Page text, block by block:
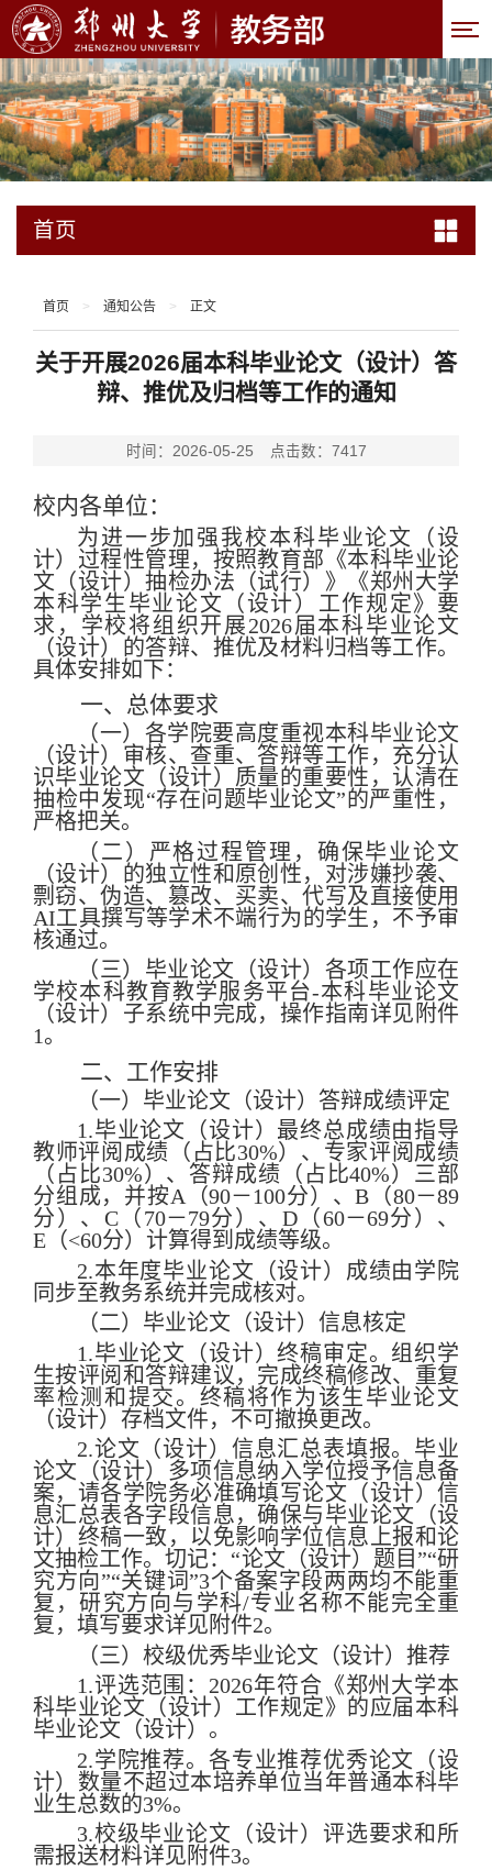
首页
首页 > 通知公告 > 正文
关于开展2026届本科毕业论文（设计）答
辩、推优及归档等工作的通知
时间：2026-05-25 点击数： 7417
校内各单位：
为进一步加强我校本科毕业论文（设
计）过程性管理，按照教育部《本科毕业论
文（设计）抽检办法（试行）》《郑州大学
本科学生毕业论文（设计）工作规定》要
求，学校将组织开展2026届本科毕业论文
（设计）的答辩、推优及材料归档等工作。
具体安排如下：
一、总体要求
（一）各学院要高度重视本科毕业论文
（设计）审核、查重、答辩等工作，充分认
识毕业论文（设计）质量的重要性，认清在
抽检中发现“存在问题毕业论文”的严重性，
严格把关。
（二）严格过程管理，确保毕业论文
（设计）的独立性和原创性，对涉嫌抄袭、
剽窃、伪造、篡改、买卖、代写及直接使用
AI工具撰写等学术不端行为的学生，不予审
核通过。
（三）毕业论文（设计）各项工作应在
学校本科教育教学服务平台-本科毕业论文
（设计） 子系统中完成，操作指南详见附件
1。
二、工作安排
（一）毕业论文（设计）答辩成绩评定
1.毕业论文（设计）最终总成绩由指导
教师评阅成绩（占比30%）、专家评阅成绩
（占比30%）、答辩成绩（占比40%）三部
分组成，并按A （90－100分）、B （80－89
分）、 C（ 70－79分）、 D（60－69分）、
E （<60分）计算得到成绩等级。
2.本年度毕业论文（设计）成绩由学院
同步至教务系统并完成核对。
（二）毕业论文（设计）信息核定
1.毕业论文（设计）终稿审定。组织学
生按评阅和答辩建议，完成终稿修改、重复
率检测和提交。终稿将作为该生毕业论文
（设计）存档文件，不可撤换更改。
2.论文（设计）信息汇总表填报。毕业
论文（设计）多项信息纳入学位授予信息备
案，请各学院务必准确填写论文（设计）信
息汇总表各字段信息，确保与毕业论文（设
计）终稿一致，以免影响学位信息上报和论
文抽检工作。切记： “论文（设计）题目”“研
究方向”“关键词”3个备案字段两两均不能重
复，研究方向与学科/专业名称不能完全重
复，填写要求详见附件2。
（三）校级优秀毕业论文（设计）推荐
1.评选范围： 2026年符合《郑州大学本
科毕业论文（设计）工作规定》的应届本科
毕业论文（设计）。
2.学院推荐。各专业推荐优秀论文（设
计）数量不超过本培养单位当年普通本科毕
业生总数的3%。
3.校级毕业论文（设计）评选要求和所
需报送材料详见附件3。